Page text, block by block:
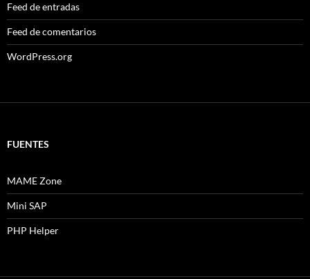
Feed de entradas
Feed de comentarios
WordPress.org
FUENTES
MAME Zone
Mini SAP
PHP Helper